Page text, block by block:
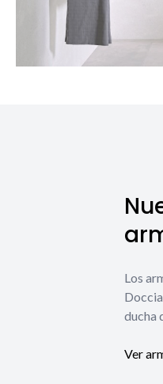
Los
ducha
Ver